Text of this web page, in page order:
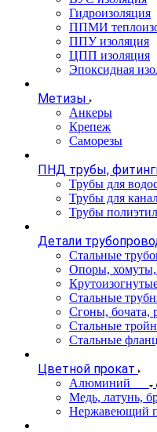
Гидроизоляция
ППМИ
ППУ изоляция
ЦПП изоляция
Эпоксидная
Метизы
Анкеры
Крепеж
Саморезы
ПНД трубы,
Трубы для
Трубы для
Трубы
Детали
Стальные
Опоры,
Стальные
Сгоны, бочата,
Стальные
Стальные
Цветной прокат
Алюминий
Медь, латунь,
Нержавеющий